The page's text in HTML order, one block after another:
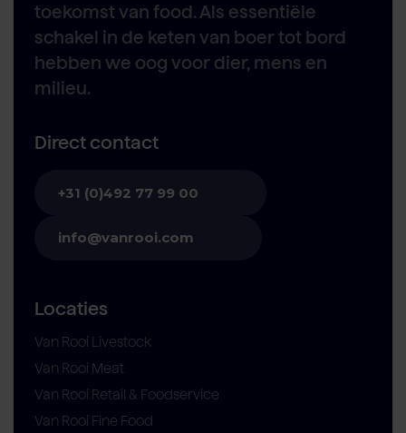
toekomst van food. Als essentiële
schakel in de keten van boer tot bord
hebben we oog voor dier, mens en
milieu.
Direct contact
+31 (0)492 77 99 00
info@vanrooi.com
Locaties
Van Rooi Livestock
Van Rooi Meat
Van Rooi Retail & Foodservice
Van Rooi Fine Food